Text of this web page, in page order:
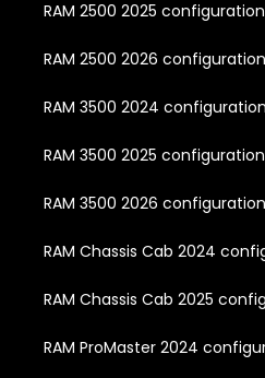
RAM 2500 2025
RAM 2500 2026
RAM 3500 2024
RAM 3500 2025
RAM 3500 2026
RAM Chassis Cab 2024
RAM Chassis Cab 2025
RAM ProMaster 2024